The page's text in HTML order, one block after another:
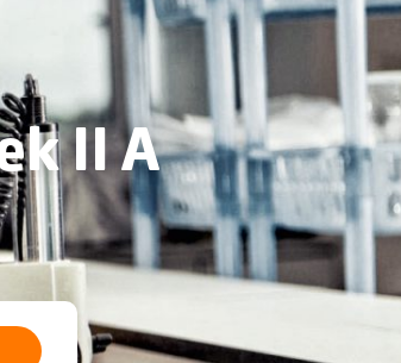
II A